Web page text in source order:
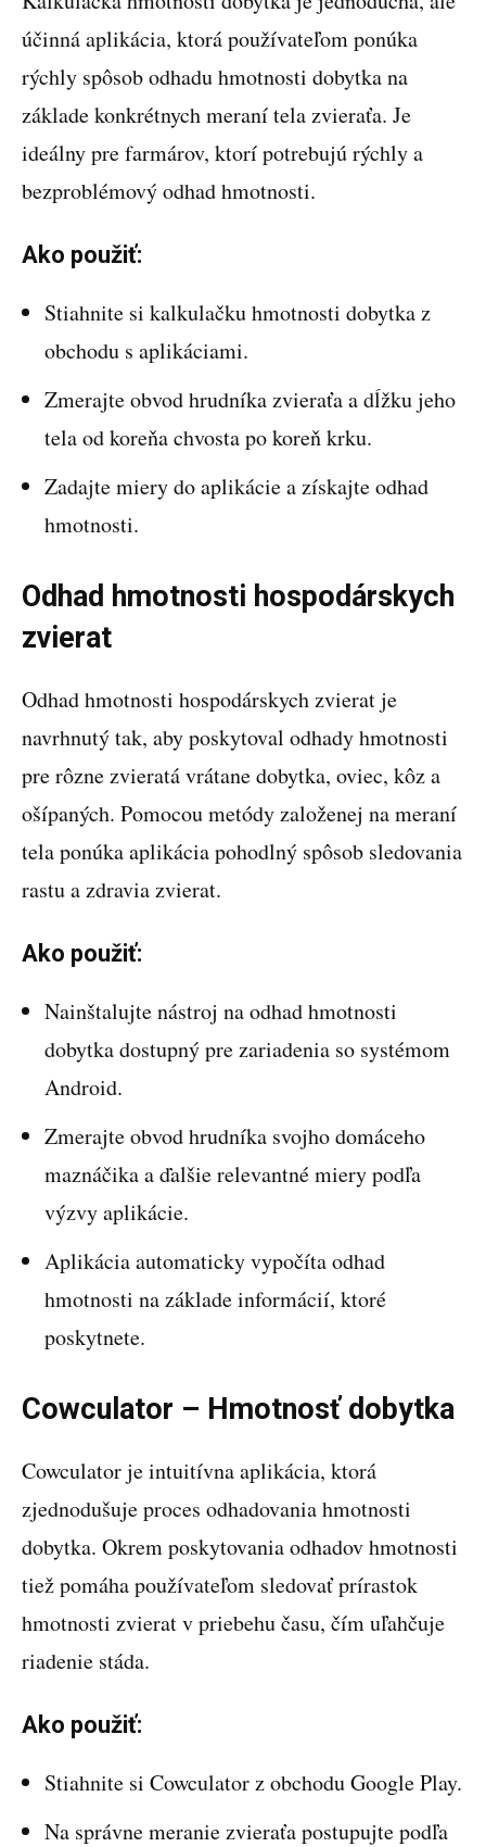
účinná aplikácia, ktorá používateľom ponúka
rýchly spôsob odhadu hmotnosti dobytka na
základe konkrétnych meraní tela zvieraťa. Je
ideálny pre farmárov, ktorí potrebujú rýchly a
bezproblémový odhad hmotnosti.
Ako použiť:
Stiahnite si kalkulačku hmotnosti dobytka z
obchodu s aplikáciami.
Zmerajte obvod hrudníka zvieraťa a dĺžku jeho
tela od koreňa chvosta po koreň krku.
Zadajte miery do aplikácie a získajte odhad
hmotnosti.
Odhad hmotnosti hospodárskych
zvierat
Odhad hmotnosti hospodárskych zvierat je
navrhnutý tak, aby poskytoval odhady hmotnosti
pre rôzne zvieratá vrátane dobytka, oviec, kôz a
ošípaných. Pomocou metódy založenej na meraní
tela ponúka aplikácia pohodlný spôsob sledovania
rastu a zdravia zvierat.
Ako použiť:
Nainštalujte nástroj na odhad hmotnosti
dobytka dostupný pre zariadenia so systémom
Android.
Zmerajte obvod hrudníka svojho domáceho
maznáčika a ďalšie relevantné miery podľa
výzvy aplikácie.
Aplikácia automaticky vypočíta odhad
hmotnosti na základe informácií, ktoré
poskytnete.
Cowculator – Hmotnosť dobytka
Cowculator je intuitívna aplikácia, ktorá
zjednodušuje proces odhadovania hmotnosti
dobytka. Okrem poskytovania odhadov hmotnosti
tiež pomáha používateľom sledovať prírastok
hmotnosti zvierat v priebehu času, čím uľahčuje
riadenie stáda.
Ako použiť:
Stiahnite si Cowculator z obchodu Google Play.
Na správne meranie zvieraťa postupujte podľa